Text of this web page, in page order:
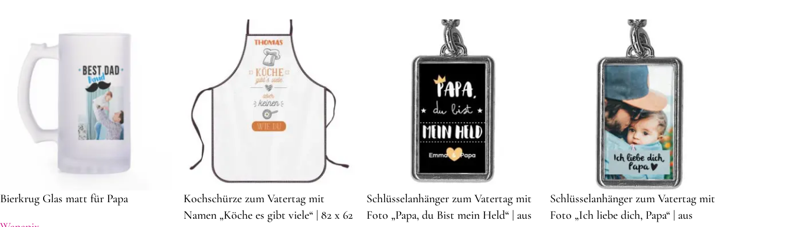
Bierkrug Glas matt für Papa
Kochschürze zum Vatertag mit
Namen „Köche es gibt viele“ | 82 x 62
Schlüsselanhänger zum Vatertag mit
Foto „Papa, du Bist mein Held“ | aus
Schlüsselanhänger zum Vatertag mit
Foto „Ich liebe dich, Papa“ | aus